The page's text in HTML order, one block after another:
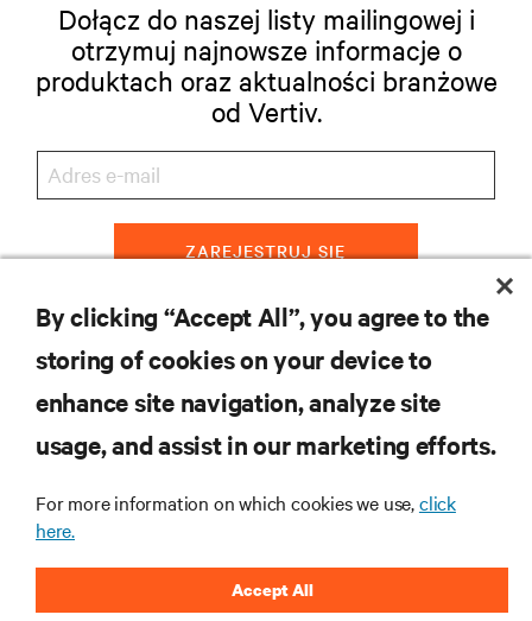
Dołącz do naszej listy mailingowej i
otrzymuj najnowsze informacje o
produktach oraz aktualności branżowe
od Vertiv.
ZAREJESTRUJ SIĘ
WSPARCIE
O NAS
By clicking “Accept All”, you agree to the
storing of cookies on your device to
enhance site navigation, analyze site
usage, and assist in our marketing efforts.
For more information on which cookies we use,click
here.
Accept All